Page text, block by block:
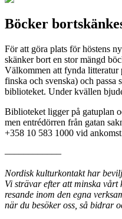
Böcker
För att göra plats för höstens
skänker bort en stor mängd
Välkommen att fynda litteratur
finska och svenska) och passa
biblioteket. Under kvällen
Biblioteket ligger på gatuplan
men entrédörren från gatan
+358 10 583 1000 vid
––––––––––––
Nordisk kulturkontakt har
Vi strävar efter att minska
resande inom den egna
när du besöker oss, så bidrar